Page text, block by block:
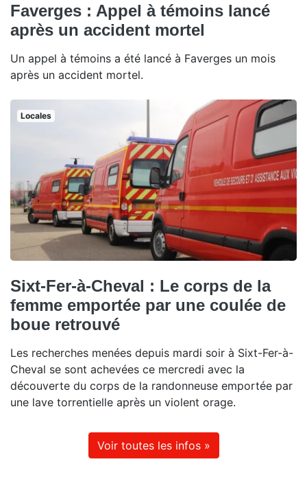
Faverges : Appel à témoins lancé
après un accident mortel
Un appel à témoins a été lancé à Faverges un mois
après un accident mortel.
Locales
Sixt-Fer-à-Cheval : Le corps de la
femme emportée par une coulée de
boue retrouvé
Les recherches menées depuis mardi soir à Sixt-Fer-à-
Cheval se sont achevées ce mercredi avec la
découverte du corps de la randonneuse emportée par
une lave torrentielle après un violent orage.
Voir toutes les infos »